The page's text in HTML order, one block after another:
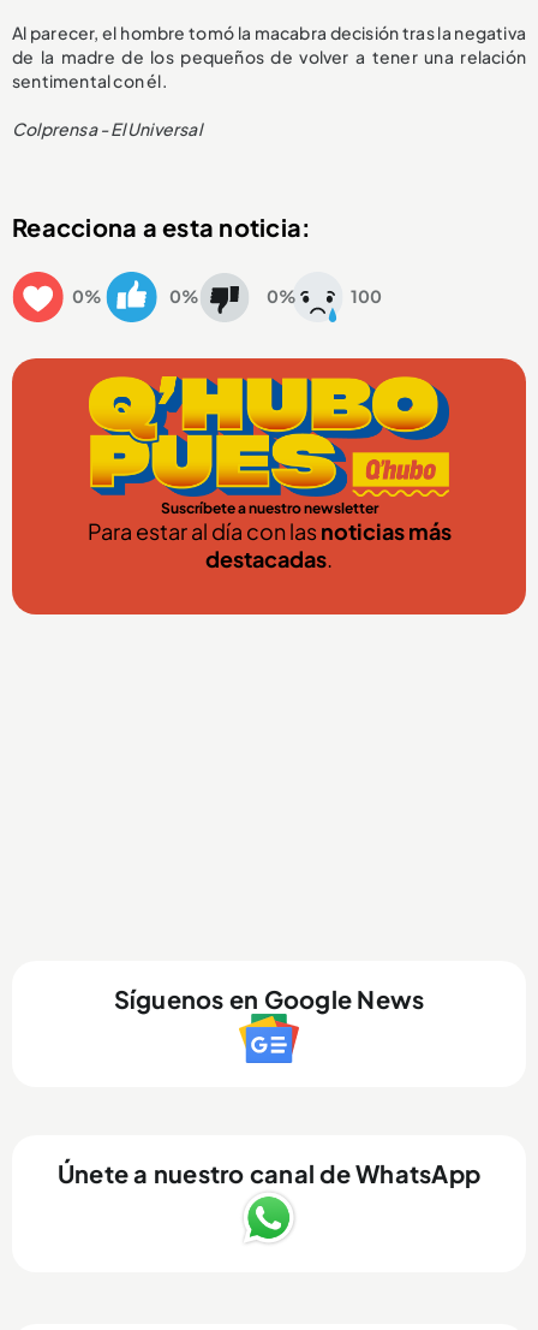
Al parecer, el hombre tomó la macabra decisión tras la negativa
de la madre de los pequeños de volver a tener una relación
sentimental con él.
Colprensa - El Universal
Reacciona a esta noticia:
0% 0% 0% 100
Suscríbete a nuestro newsletter
Para estar al día con lasnoticias más
destacadas.
Síguenos en Google News
Únete a nuestro canal de WhatsApp